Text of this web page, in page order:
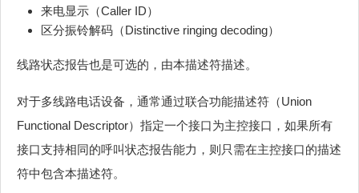
来电显示（Caller ID）
区分振铃解码（Distinctive ringing decoding）
线路状态报告也是可选的，由本描述符描述。
对于多线路电话设备，通常通过联合功能描述符（Union
Functional Descriptor）指定一个接口为主控接口，如果所有
接口支持相同的呼叫状态报告能力，则只需在主控接口的描述
符中包含本描述符。